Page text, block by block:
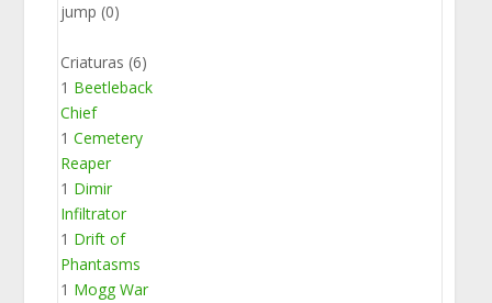
jump (0)
Criaturas (6)
1 Beetleback
Chief
1Cemetery
Reaper
1 Dimir
Infiltrator
1 Drift of
Phantasms
1 Mogg War